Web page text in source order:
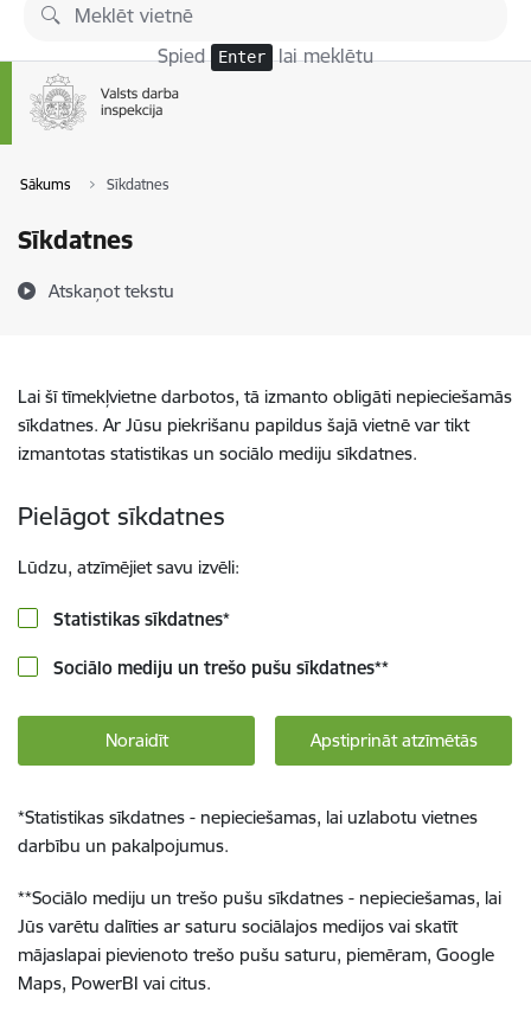
Pāriet uz lapas saturu
Spied Enter lai meklētu
Sākums Sīkdatnes
Sīkdatnes
Atskaņot tekstu
Lai šī tīmekļvietne darbotos, tā izmanto obligāti nepieciešamās
sīkdatnes. Ar Jūsu piekrišanu papildus šajā vietnē var tikt
izmantotas statistikas un sociālo mediju sīkdatnes.
Pielāgot sīkdatnes
Lūdzu, atzīmējiet savu izvēli:
Statistikas sīkdatnes*
Sociālo mediju un trešo pušu sīkdatnes**
Noraidīt Apstiprināt atzīmētās
*Statistikas sīkdatnes - nepieciešamas, lai uzlabotu vietnes
darbību un pakalpojumus.
**Sociālo mediju un trešo pušu sīkdatnes - nepieciešamas, lai
Jūs varētu dalīties ar saturu sociālajos medijos vai skatīt
mājaslapai pievienoto trešo pušu saturu, piemēram, Google
Maps, PowerBI vai citus.